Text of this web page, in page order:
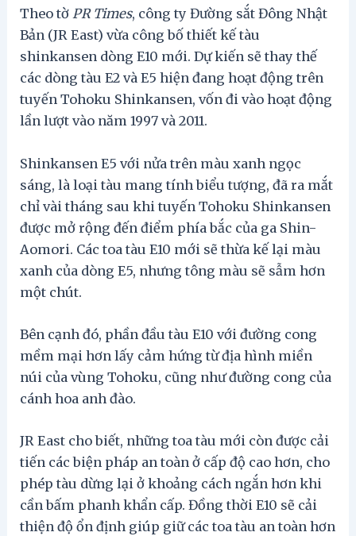
Theo tờPR Times, công ty Đường sắt Đông Nhật
Bản (JR East) vừa công bố thiết kế tàu
shinkansen dòng E10 mới. Dự kiến sẽ thay thế
các dòng tàu E2 và E5 hiện đang hoạt động trên
tuyến Tohoku Shinkansen, vốn đi vào hoạt động
lần lượt vào năm 1997 và 2011.
Shinkansen E5 với nửa trên màu xanh ngọc
sáng, là loại tàu mang tính biểu tượng, đã ra mắt
chỉ vài tháng sau khi tuyến Tohoku Shinkansen
được mở rộng đến điểm phía bắc của ga Shin-
Aomori. Các toa tàu E10 mới sẽ thừa kế lại màu
xanh của dòng E5, nhưng tông màu sẽ sẫm hơn
một chút.
Bên cạnh đó, phần đầu tàu E10 với đường cong
mềm mại hơn lấy cảm hứng từ địa hình miền
núi của vùng Tohoku, cũng như đường cong của
cánh hoa anh đào.
JR East cho biết, những toa tàu mới còn được cải
tiến các biện pháp an toàn ở cấp độ cao hơn, cho
phép tàu dừng lại ở khoảng cách ngắn hơn khi
cần bấm phanh khẩn cấp. Đồng thời E10 sẽ cải
thiện độ ổn định giúp giữ các toa tàu an toàn hơn